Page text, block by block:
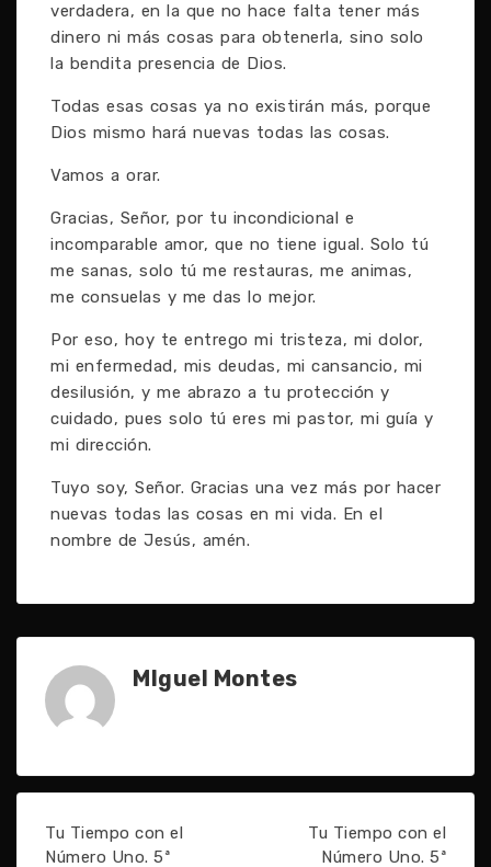
verdadera, en la que no hace falta tener más
dinero ni más cosas para obtenerla, sino solo
la bendita presencia de Dios.
Todas esas cosas ya no existirán más, porque
Dios mismo hará nuevas todas las cosas.
Vamos a orar.
Gracias, Señor, por tu incondicional e
incomparable amor, que no tiene igual. Solo tú
me sanas, solo tú me restauras, me animas,
me consuelas y me das lo mejor.
Por eso, hoy te entrego mi tristeza, mi dolor,
mi enfermedad, mis deudas, mi cansancio, mi
desilusión, y me abrazo a tu protección y
cuidado, pues solo tú eres mi pastor, mi guía y
mi dirección.
Tuyo soy, Señor. Gracias una vez más por hacer
nuevas todas las cosas en mi vida. En el
nombre de Jesús, amén.
MIguel Montes
Tu Tiempo con el
Número Uno. 5ª
Tu Tiempo con el
Número Uno. 5ª